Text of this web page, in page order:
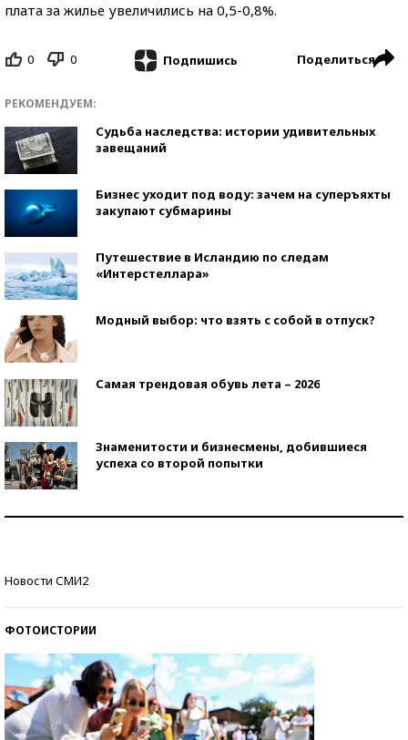
плата за жилье увеличились на 0,5-0,8%.
0 0 Подпишись Поделиться
РЕКОМЕНДУЕМ:
Судьба наследства: истории удивительных
завещаний
Бизнес уходит под воду: зачем на суперъяхты
закупают субмарины
Путешествие в Исландию по следам
«Интерстеллара»
Модный выбор: что взять с собой в отпуск?
Самая трендовая обувь лета – 2026
Знаменитости и бизнесмены, добившиеся
успеха со второй попытки
Новости СМИ2
ФОТОИСТОРИИ